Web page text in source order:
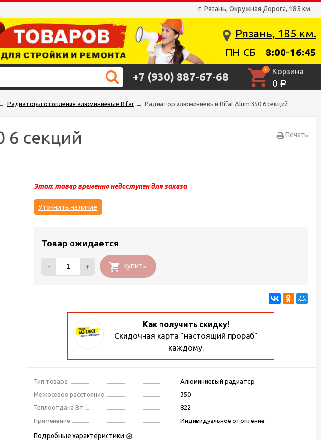
г. Рязань, Окружная Дорога, 185 км.
Рязань, 185 км.
ПН-СБ 8:00-16:45
+7 (930) 887-67-68
0 Корзина
0 Р
Радиаторы отопления алюминиевые Rifar → Радиатор алюминиевый Rifar Alum 350 6 секций
Печать
6 секций
Этот товар временно недоступен для заказа
Уточнить наличие
Товар ожидается
- + Купить
Как получить скидку!
Скидочная карта "настоящий прораб"
каждому.
Тип товара
Алюминиевый радиатор
Межосевое расстояние
350
Теплоотдача Вт
822
Применение
Индивидуальное отопление
Подробные характеристики